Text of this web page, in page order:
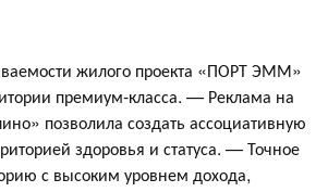
жилого проекта «ПОРТ ЭММ»
премиум-класса. — Реклама на
позволила создать ассоциативную
здоровья и статуса. — Точное
с высоким уровнем дохода,